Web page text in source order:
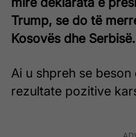
Trump, se do të
Kosovës dhe Serbisë.
Ai u shpreh se
rezultate pozitive